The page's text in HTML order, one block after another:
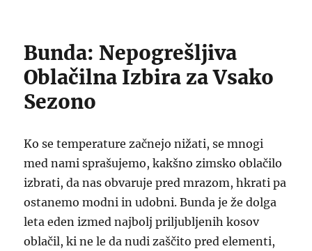
Bunda: Nepogrešljiva
Oblačilna Izbira za Vsako
Sezono
Ko se temperature začnejo nižati, se mnogi
med nami sprašujemo, kakšno zimsko oblačilo
izbrati, da nas obvaruje pred mrazom, hkrati pa
ostanemo modni in udobni. Bunda je že dolga
leta eden izmed najbolj priljubljenih kosov
oblačil, ki ne le da nudi zaščito pred elementi,